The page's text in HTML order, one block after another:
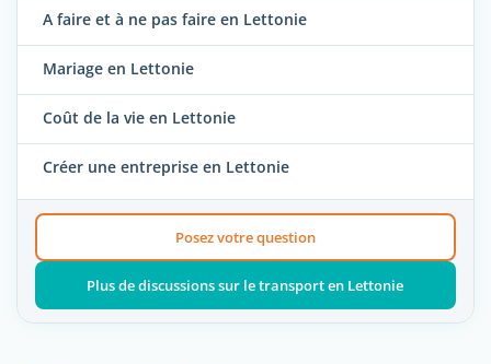
A faire et à ne pas faire en Lettonie
Mariage en Lettonie
Coût de la vie en Lettonie
Créer une entreprise en Lettonie
Posez votre question
Plus de discussions sur le transport en Lettonie